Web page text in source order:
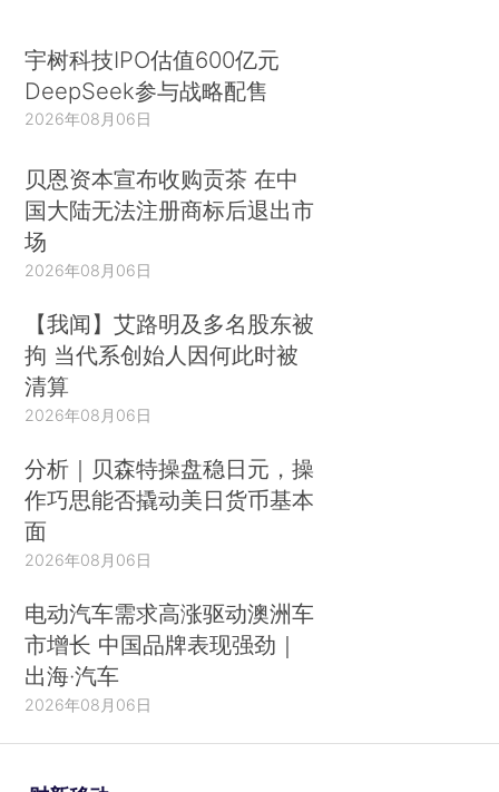
宇树科技IPO估值600亿元
DeepSeek参与战略配售
2026年08月06日
贝恩资本宣布收购贡茶 在中
国大陆无法注册商标后退出市
场
2026年08月06日
【我闻】艾路明及多名股东被
拘 当代系创始人因何此时被
清算
2026年08月06日
分析｜贝森特操盘稳日元，操
作巧思能否撬动美日货币基本
面
2026年08月06日
电动汽车需求高涨驱动澳洲车
市增长 中国品牌表现强劲｜
出海·汽车
2026年08月06日